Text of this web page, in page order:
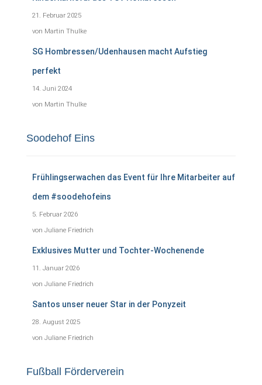
21. Februar 2025
von Martin Thulke
SG Hombressen/Udenhausen macht Aufstieg
perfekt
14. Juni 2024
von Martin Thulke
Soodehof Eins
Frühlingserwachen das Event für Ihre Mitarbeiter auf
dem #soodehofeins
5. Februar 2026
von Juliane Friedrich
Exklusives Mutter und Tochter-Wochenende
11. Januar 2026
von Juliane Friedrich
Santos unser neuer Star in der Ponyzeit
28. August 2025
von Juliane Friedrich
Fußball Förderverein